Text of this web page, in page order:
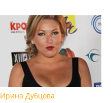
Ирина Дубцова